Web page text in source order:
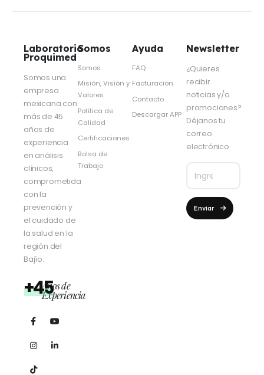
Laboratorio
Proquimed
Somos una
empresa
mexicana con
más de 45
años de
experiencia
en análisis
clínicos,
comprometida
con la
prevención y
el cuidado de
la salud en la
región del
Bajío.
+45Años de
Experiencia
Somos
Somos
Misión, Visión y
Valores
Política de
Calidad
Certificaciones
Bolsa de
Trabajo
Ayuda
FAQ
Facturación
Contacto
Descargar APP
Newsletter
¿Quieres
recibir
noticias y/o
promociones?
Déjanos tu
correo
electrónico.
Enviar